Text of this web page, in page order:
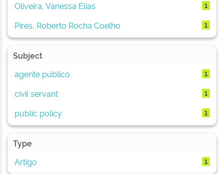
Oliveira, Vanessa Elias
1
Pires, Roberto Rocha Coelho 1
Subject
agente público
1
civil servant 1
public policy 1
Type
Artigo
1